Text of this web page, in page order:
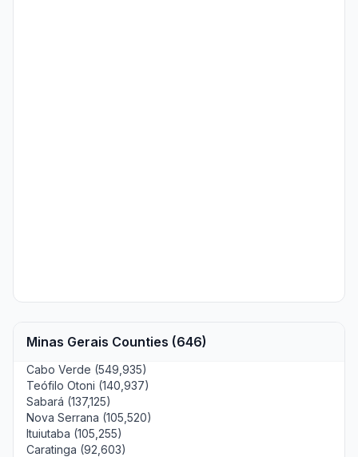
Minas Gerais Counties (646)
Cabo Verde (549,935)
Teófilo Otoni (140,937)
Sabará (137,125)
Nova Serrana (105,520)
Ituiutaba (105,255)
Caratinga (92,603)